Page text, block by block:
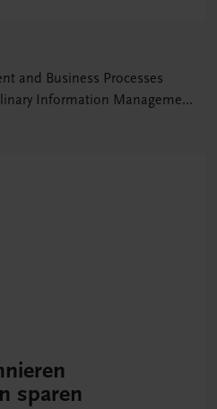
and Business Processes
Information Management
Band 53
sparen